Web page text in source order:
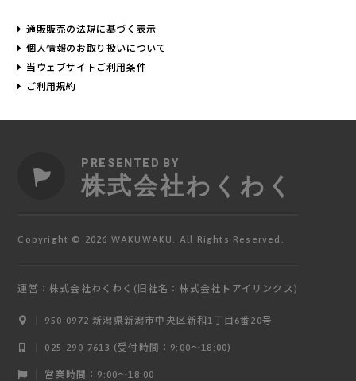
通販販売の法規に基づく表示
個人情報のお取り扱いについて
当ウェブサイトご利用条件
ご利用規約
PRESENTED BY
株式会社わくわく
Copyright © 2026 WAKUWAKU. All Rights Reserved.
運営：株式会社わくわく(旧社名：株式会社トアイリンクス)
950-0972 新潟県新潟市中央区新和1丁目6番20号
025-290-7613 (受付時間：9:00〜18:00)
営業時間：9:00～18:00